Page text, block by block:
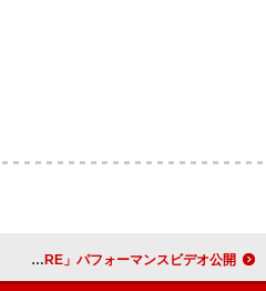
BABYMONSTER、カジュアルで魅惑的な「BILLIONAIRE」パフォーマンスビデオ公開